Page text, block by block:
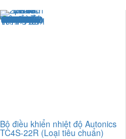
Bộ điều khiển nhiệt độ Autonics
TC4S-22R (Loại tiêu chuẩn)